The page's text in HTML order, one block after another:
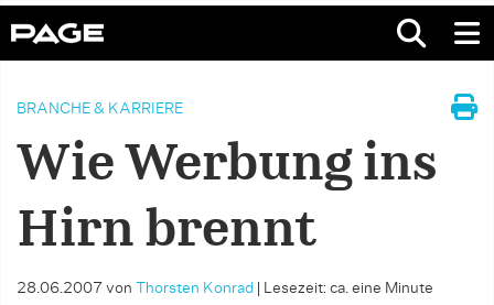
BRANCHE & KARRIERE
Wie Werbung ins
Hirn brennt
28.06.2007 von Thorsten Konrad Lesezeit: ca. eine Minute